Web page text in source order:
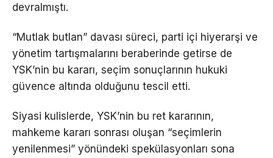
devralmıştı.
“Mutlak butlan” davası süreci, parti içi hiyerarşi ve
yönetim tartışmalarını beraberinde getirse de
YSK’nin bu kararı, seçim sonuçlarının hukuki
güvence altında olduğunu tescil etti.
Siyasi kulislerde, YSK’nin bu ret kararının,
mahkeme kararı sonrası oluşan “seçimlerin
yenilenmesi” yönündeki spekülasyonları sona